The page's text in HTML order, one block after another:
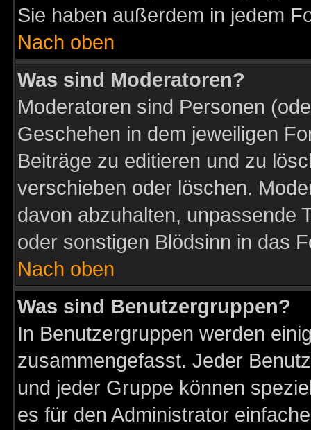
Sie haben außerdem in jedem
Nach oben
Was sind Moderatoren?
Moderatoren sind Personen
Geschehen in dem jeweiligen
Beiträge zu editieren und zu
verschieben oder löschen.
davon abzuhalten, unpassende
oder sonstigen Blödsinn in das
Nach oben
Was sind Benutzergruppen?
In Benutzergruppen werden
zusammengefasst. Jeder
und jeder Gruppe können
es für den Administrator